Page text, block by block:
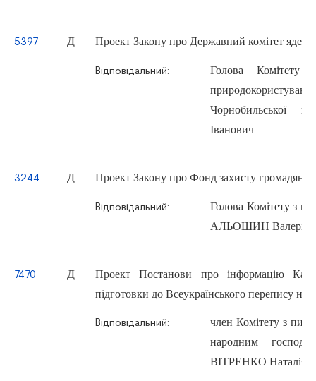
5397 Д Проект Закону про Державний комітет
Відповідальний:
Голова Комітету
Чорнобильської
Іванович
3244 Д Проект Закону про Фонд захисту громадян-
Відповідальний:
Голова Комітету з
АЛЬОШИН Валерій
7470 Д
Проект Постанови про інформацію
підготовки до Всеукраїнського перепису
Відповідальний:
член Комітету з
народним
ВІТРЕНКО Наталія